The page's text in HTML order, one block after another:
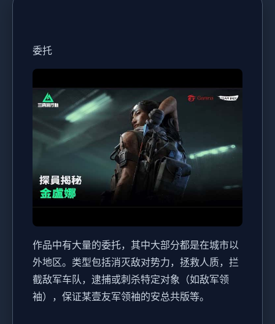
委托
作品中有大量的委托，其中大部分都是在城市以
外地区。类型包括消灭敌对势力，拯救人质，拦
截敌军车队，逮捕或刺杀特定对象（如敌军领
袖），保证某壹友军领袖的安总共版等。